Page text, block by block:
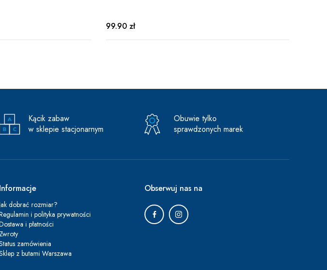
99.90 zł
Kącik zabaw
w sklepie stacjonarnym
Obuwie tylko
sprawdzonych marek
Informacje
dobrać rozmiar?
i polityka prywatności
i płatności
Zwroty
zamówienia
z butami Warszawa
Obserwuj nas na